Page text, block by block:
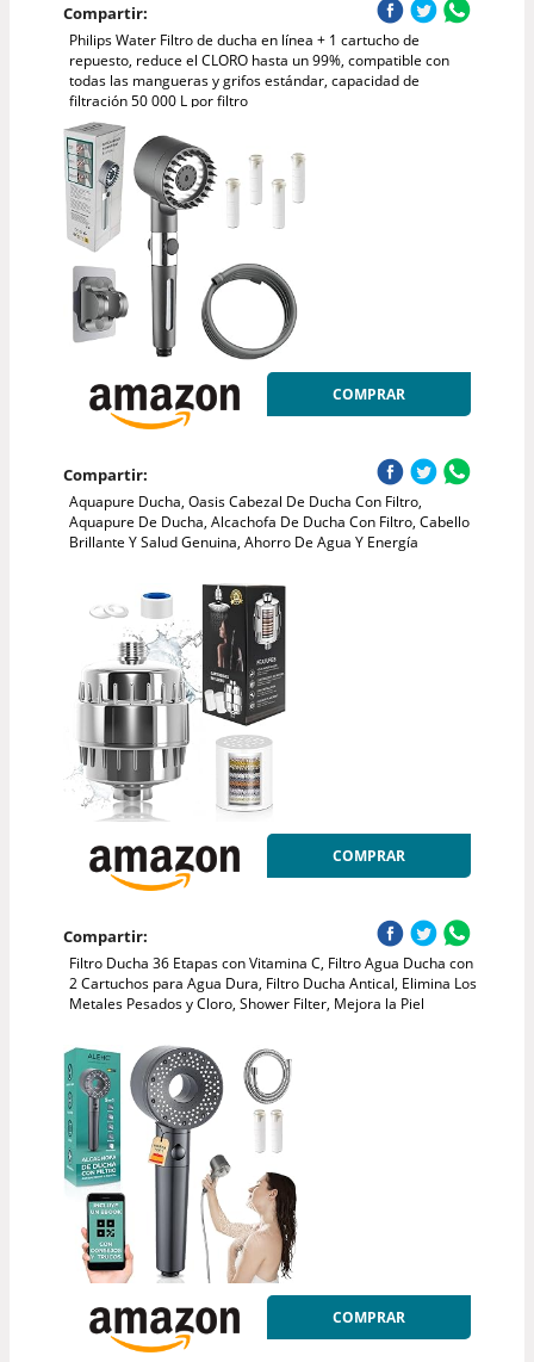
Compartir:
Philips Water Filtro de ducha en línea + 1 cartucho de
repuesto, reduce el CLORO hasta un 99%, compatible con
todas las mangueras y grifos estándar, capacidad de
filtración 50 000 L por filtro
COMPRAR
Compartir:
Aquapure Ducha, Oasis Cabezal De Ducha Con Filtro,
Aquapure De Ducha, Alcachofa De Ducha Con Filtro, Cabello
Brillante Y Salud Genuina, Ahorro De Agua Y Energía
COMPRAR
Compartir:
Filtro Ducha 36 Etapas con Vitamina C, Filtro Agua Ducha con
2 Cartuchos para Agua Dura, Filtro Ducha Antical, Elimina Los
Metales Pesados y Cloro, Shower Filter, Mejora la Piel
COMPRAR